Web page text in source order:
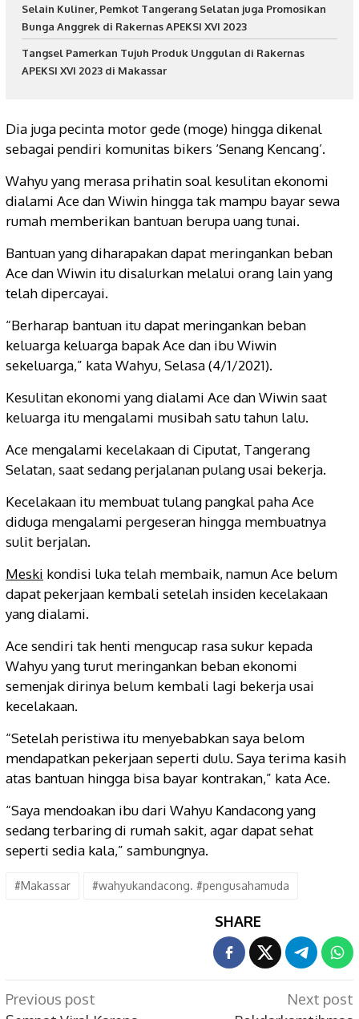
Selain Kuliner, Pemkot Tangerang Selatan juga Promosikan
Bunga Anggrek di Rakernas APEKSI XVI 2023
Tangsel Pamerkan Tujuh Produk Unggulan di Rakernas
APEKSI XVI 2023 di Makassar
Dia juga pecinta motor gede (moge) hingga dikenal
sebagai pendiri komunitas bikers ‘Senang Kencang’.
Wahyu yang merasa prihatin soal kesulitan ekonomi
dialami Ace dan Wiwin hingga tak mampu bayar sewa
rumah memberikan bantuan berupa uang tunai.
Bantuan yang diharapakan dapat meringankan beban
Ace dan Wiwin itu disalurkan melalui orang lain yang
telah dipercayai.
“Berharap bantuan itu dapat meringankan beban
keluarga keluarga bapak Ace dan ibu Wiwin
sekeluarga,” kata Wahyu, Selasa (4/1/2021).
Kesulitan ekonomi yang dialami Ace dan Wiwin saat
keluarga itu mengalami musibah satu tahun lalu.
Ace mengalami kecelakaan di Ciputat, Tangerang
Selatan, saat sedang perjalanan pulang usai bekerja.
Kecelakaan itu membuat tulang pangkal paha Ace
diduga mengalami pergeseran hingga membuatnya
sulit berjalan.
Meski kondisi luka telah membaik, namun Ace belum
dapat pekerjaan kembali setelah insiden kecelakaan
yang dialami.
Ace sendiri tak henti mengucap rasa sukur kepada
Wahyu yang turut meringankan beban ekonomi
semenjak dirinya belum kembali lagi bekerja usai
kecelakaan.
“Setelah peristiwa itu menyebabkan saya belom
mendapatkan pekerjaan seperti dulu. Saya terima kasih
atas bantuan hingga bisa bayar kontrakan,” kata Ace.
“Saya mendoakan ibu dari Wahyu Kandacong yang
sedang terbaring di rumah sakit, agar dapat sehat
seperti sedia kala,” sambungnya.
#Makassar #wahyukandacong. #pengusahamuda
SHARE
Post
Previous post
Next post